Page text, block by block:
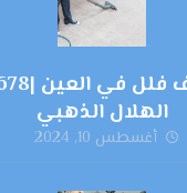
الهلال الذهبي
أغسطس 10, 2024